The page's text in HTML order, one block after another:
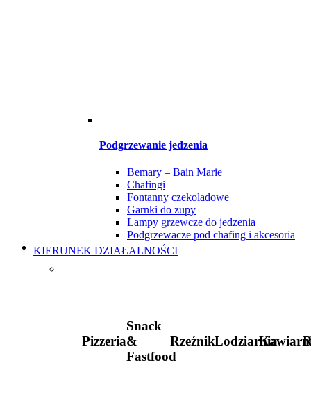
Podgrzewanie jedzenia
Bemary – Bain Marie
Chafingi
Fontanny czekoladowe
Garnki do zupy
Lampy grzewcze do jedzenia
Podgrzewacze pod chafing i akcesoria
KIERUNEK DZIAŁALNOŚCI
Pizzeria
Snack
&
Fastfood
RzeźnikLodziarnia